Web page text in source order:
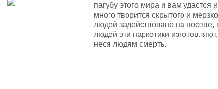
пагубу этого мира и вам
много творится скрытого и
людей задействовано на
людей эти наркотики
неся людям смерть.